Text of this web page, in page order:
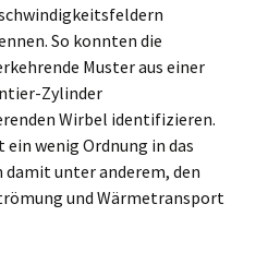
So konnten die
Muster aus einer
Zylinder
Wirbel identifizieren.
wenig Ordnung in das
unter anderem, den
und Wärmetransport